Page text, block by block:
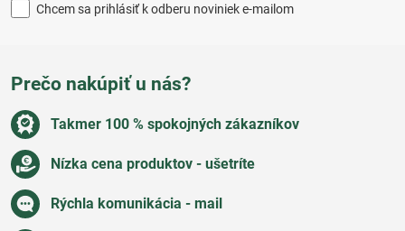
Chcem sa prihlásiť k odberu noviniek e-mailom
Prečo nakúpiť u nás?
Takmer 100 % spokojných zákazníkov
Nízka cena produktov - ušetríte
Rýchla komunikácia - mail